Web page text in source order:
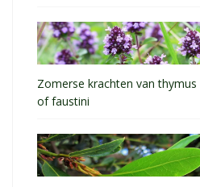
Zomerse krachten van thymus
of faustini